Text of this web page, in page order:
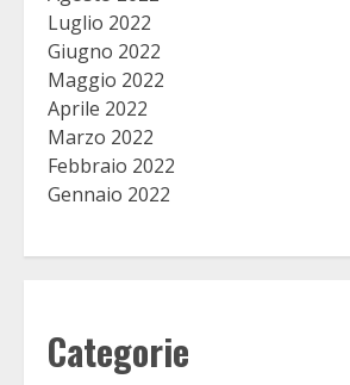
Luglio 2022
Giugno 2022
Maggio 2022
Aprile 2022
Marzo 2022
Febbraio 2022
Gennaio 2022
Categorie